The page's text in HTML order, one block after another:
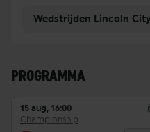
Wedstrijden Lincoln
PROGRAMMA
15 aug, 16:00
Championship
1 Birmingham City
2 Blackburn Rovers